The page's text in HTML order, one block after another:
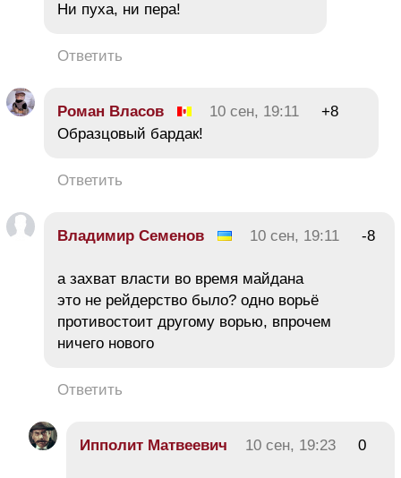
Ни пуха, ни пера!
Ответить
Роман Власов 10 сен, 19:11
+8
Образцовый бардак!
Ответить
Владимир Семенов 10 сен, 19:11 -8
а захват власти во время майдана
это не рейдерство было? одно ворьё
противостоит другому ворью, впрочем
ничего нового
Ответить
Ипполит Матвеевич 10 сен, 19:23 0